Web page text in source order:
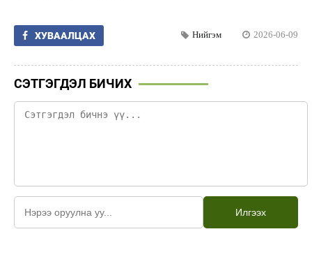
ХУВААЛЦАХ Нийгэм 2026-06-09
СЭТГЭГДЭЛ БИЧИХ
Илгээх